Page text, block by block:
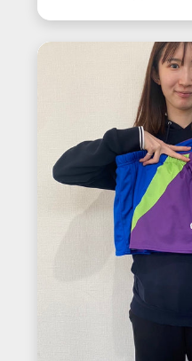
CUP かつしか
ジョンマッチ
明和ユニフォ